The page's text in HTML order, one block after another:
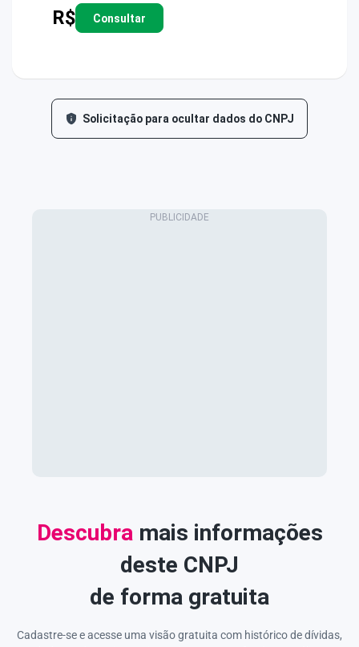
R$ Consultar
Solicitação para ocultar dados do CNPJ
Descubra mais informações
deste CNPJ
de forma gratuita
Cadastre-se e acesse uma visão gratuita com histórico de dívidas,